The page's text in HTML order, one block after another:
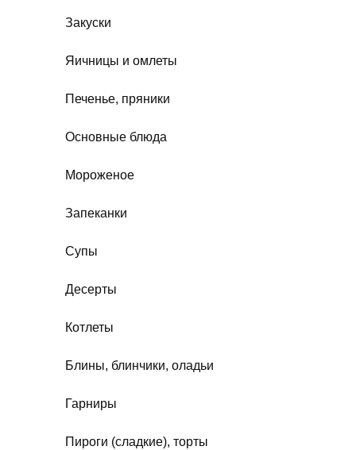
Закуски
Яичницы и омлеты
Печенье, пряники
Основные блюда
Мороженое
Запеканки
Супы
Десерты
Котлеты
Блины, блинчики, оладьи
Гарниры
Пироги (сладкие), торты